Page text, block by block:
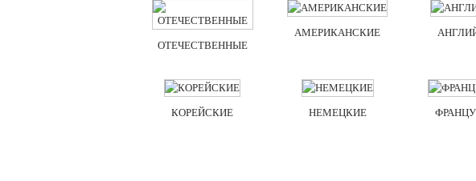
ОТЕЧЕСТВЕННЫЕ
АМЕРИКАНСКИЕ
КОРЕЙСКИЕ НЕМЕЦКИЕ